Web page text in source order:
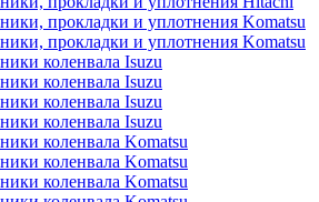
прокладки и уплотнения Komatsu
прокладки и уплотнения Komatsu
коленвала Isuzu
коленвала Isuzu
коленвала Isuzu
коленвала Isuzu
коленвала Komatsu
коленвала Komatsu
коленвала Komatsu